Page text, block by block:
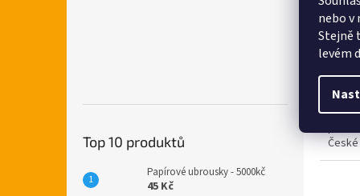
nebo v
Stejně
levém
Top 10 produktů
Papírové ubrousky - 5000kč
45 Kč
XXL -